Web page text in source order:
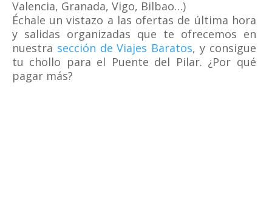
Valencia, Granada, Vigo, Bilbao…)
Échale un vistazo a las ofertas de última hora
y salidas organizadas que te ofrecemos en
nuestra sección de Viajes Baratos, y consigue
tu chollo para el Puente del Pilar. ¿Por qué
pagar más?